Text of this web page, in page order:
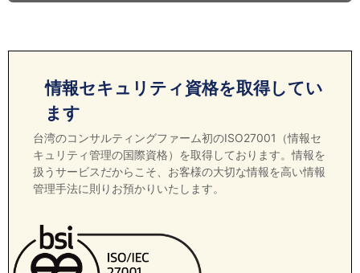
情報セキュリティ資格を取得してい
ます
台湾のコンサルティングファーム初のISO27001（情報セ
キュリティ管理の国際資格）を取得しております。情報を
扱うサービスだからこそ、お客様の大切な情報を高い情報
管理手法に則りお預かりいたします。